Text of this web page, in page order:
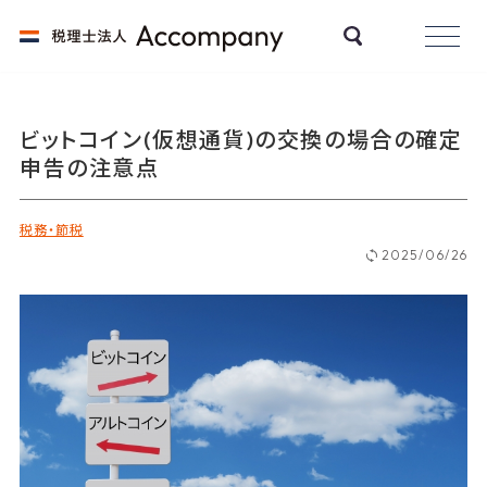
ビットコイン(仮想通貨)の交換の場合の確定
申告の注意点
税務・節税
2025/06/26